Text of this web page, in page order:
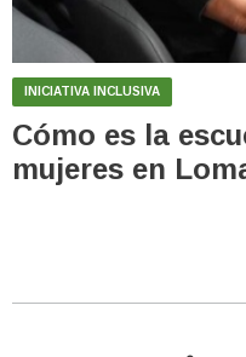
INICIATIVA INCLUSIVA
Cómo es la
mujeres en